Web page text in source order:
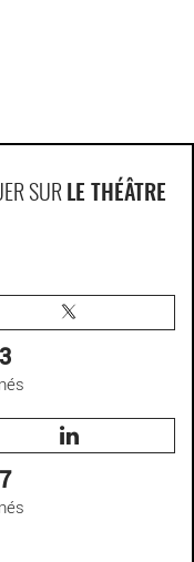
SUR LE THÉÂTRE